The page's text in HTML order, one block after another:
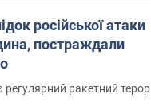
російської атаки
постраждали
ракетний терор